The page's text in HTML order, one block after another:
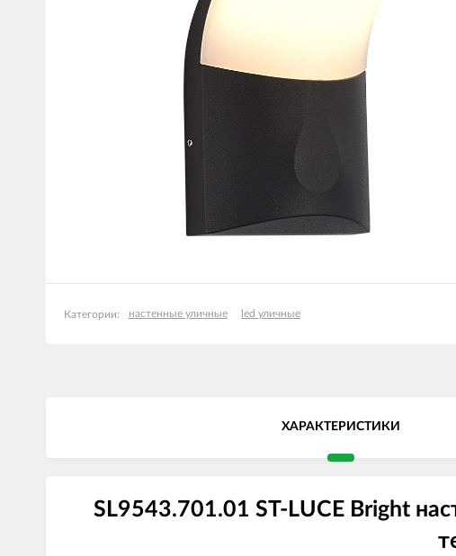
Категории: настенные уличные led уличные
ХАРАКТЕРИСТИКИ
SL9543.701.01 ST-LUCE Bright